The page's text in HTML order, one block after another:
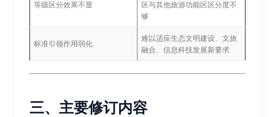
等级区分效果不显
区与其他旅游功能区区分度不
够
标准引领作用弱化
难以适应生态文明建设、文旅
融合、信息科技发展新要求
三、主要修订内容